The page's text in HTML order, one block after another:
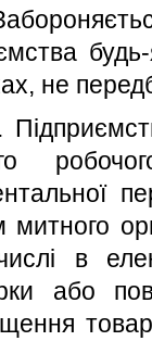
не
митного
в
або